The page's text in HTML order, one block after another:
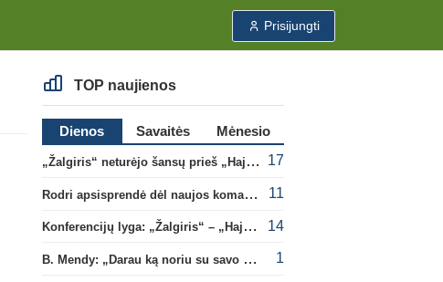
Prisijungti
TOP naujienos
Dienos Savaitės
Mėnesio
„Žalgiris“ neturėjo šansų prieš „Hajduk“
17
Rodri apsisprendė dėl naujos komandos 11
Konferencijų lyga: „Žalgiris“ – „Hajduk“ (rungtynės tiesiogiai) 14
B. Mendy: „Darau ką noriu su savo pasaulio čempionato titulu“ 1